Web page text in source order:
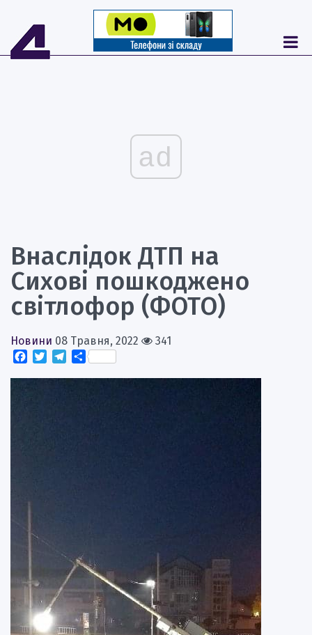
ad
Внаслідок ДТП на
Сихові пошкоджено
світлофор (ФОТО)
Новини 08 Травня, 2022
341
Facebook
TwitterTelegram
Поділитися